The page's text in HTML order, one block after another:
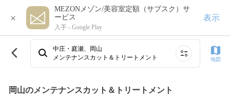
×
MEZONメゾン/美容室定額（サブスク）サ
ービス
入手 - Google Play
表示
中庄・庭瀬、岡山
メンテナンスカット＆トリートメント
地図
岡山のメンテナンスカット＆トリートメント